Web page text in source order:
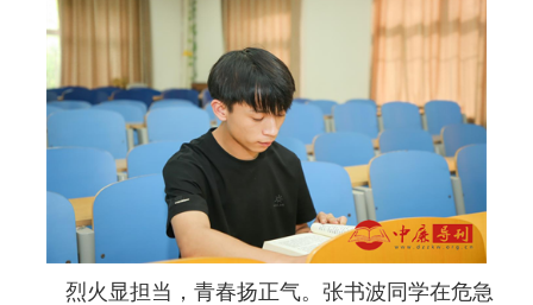
烈火显担当，青春扬正气。张书波同学在危急